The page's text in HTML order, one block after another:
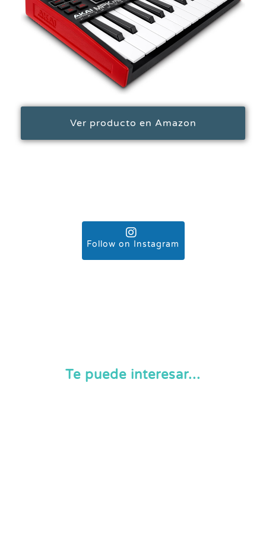
Ver producto en Amazon
Follow on Instagram
Te puede interesar...